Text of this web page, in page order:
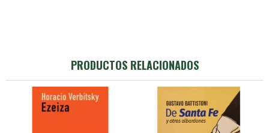
PRODUCTOS RELACIONADOS